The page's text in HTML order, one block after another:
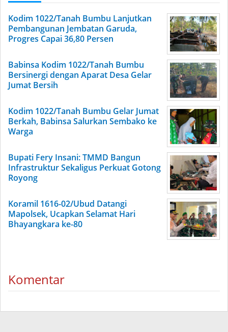
Kodim 1022/Tanah Bumbu Lanjutkan
Pembangunan Jembatan Garuda,
Progres Capai 36,80 Persen
Babinsa Kodim 1022/Tanah Bumbu
Bersinergi dengan Aparat Desa Gelar
Jumat Bersih
Kodim 1022/Tanah Bumbu Gelar Jumat
Berkah, Babinsa Salurkan Sembako ke
Warga
Bupati Fery Insani: TMMD Bangun
Infrastruktur Sekaligus Perkuat Gotong
Royong
Koramil 1616-02/Ubud Datangi
Mapolsek, Ucapkan Selamat Hari
Bhayangkara ke-80
Komentar